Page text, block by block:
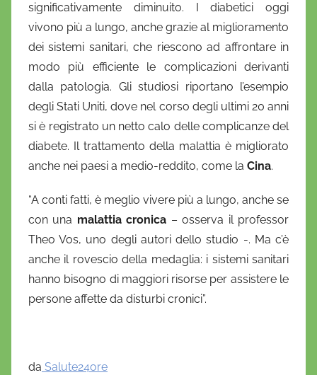
significativamente diminuito. I diabetici oggi
vivono più a lungo, anche grazie al miglioramento
dei sistemi sanitari, che riescono ad affrontare in
modo più efficiente le complicazioni derivanti
dalla patologia. Gli studiosi riportano l’esempio
degli Stati Uniti, dove nel corso degli ultimi 20 anni
si è registrato un netto calo delle complicanze del
diabete. Il trattamento della malattia è migliorato
anche nei paesi a medio-reddito, come la Cina.
“A conti fatti, è meglio vivere più a lungo, anche se
con una malattia cronica – osserva il professor
Theo Vos, uno degli autori dello studio -. Ma c’è
anche il rovescio della medaglia: i sistemi sanitari
hanno bisogno di maggiori risorse per assistere le
persone affette da disturbi cronici”.
da Salute24ore